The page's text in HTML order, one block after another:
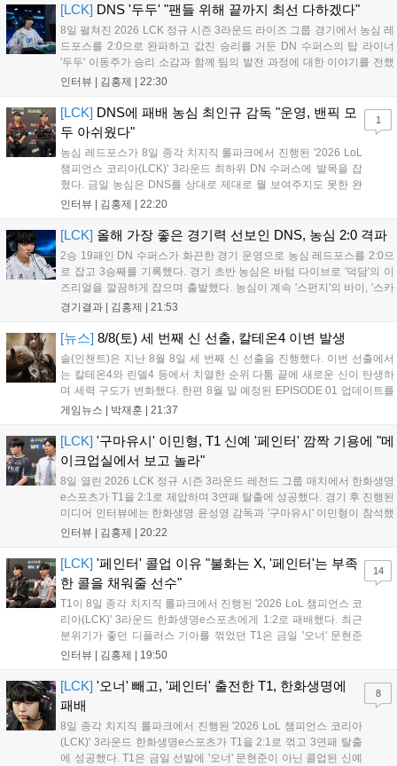
가능한 교환 코드 3종이 제공되며, 상세 일정은 공식 채널을 통해 확인할
수 있다....
[LCK] DNS '두두' "팬들 위해 끝까지 최선 다하겠다"
8일 펼쳐진 2026 LCK 정규 시즌 3라운드 라이즈 그룹 경기에서 농심 레
드포스를 2:0으로 완파하고 값진 승리를 거둔 DN 수퍼스의 탑 라이너
'두두' 이동주가 승리 소감과 함께 팀의 발전 과정에 대한 이야기를 전했
다. 먼저 오랜만의 2:0 완승에 대해 '두두'는 "진짜 오랜만에 거둔 2:0 승
인터뷰 | 김홍제 22:30
[LCK] DNS에 패배 농심 최인규 감독 "운영, 밴픽 모
두 아쉬웠다"
농심 레드포스가 8일 종각 치지직 롤파크에서 진행된 '2026 LoL
챔피언스 코리아(LCK)' 3라운드 최하위 DN 수퍼스에 발목을 잡
혔다. 금일 농심은 DNS를 상대로 제대로 뭘 보여주지도 못한 완
패를 당하고 말았다. 이하 농심 레드포스 최인규 감독과 '리헨즈'
인규 감독 : 모든 경...
인터뷰 | 김홍제 22:20
1
[LCK] 올해 가장 좋은 경기력 선보인 DNS, 농심 2:0 격파
2승 19패인 DN 수퍼스가 화끈한 경기 운영으로 농심 레드포스를 2:0으
로 잡고 3승째를 기록했다. 경기 초반 농심은 바텀 다이브로 '덕담'의 이
즈리얼을 깔끔하게 잡으며 출발했다. 농심이 계속 '스펀지'의 바이, '스카
웃'의 신드라가 맹활약하며 초반부터 잡은 주도권을 계속 잘 굴렸다.
었...
경기결과 | 김홍제 21:53
[뉴스] 8/8(토) 세 번째 신 선출, 칼테온4 이변 발생
솔(인챈트)은 지난 8월 8일 세 번째 신 선출을 진행했다. 이번 선출에서
는 칼테온4와 린델4 등에서 치열한 순위 다툼 끝에 새로운 신이 탄생하
며 세력 구도가 변화했다. 한편 8월 말 예정된 EPISODE 01 업데이트를
통해 월드 콘텐츠가 추가될 예정이며, 이를 통해 추후 주신 및 절대신에
더욱 가속화될 전망이다....
게임뉴스 | 박재훈 21:37
[LCK] '구마유시' 이민형, T1 신예 '페인터' 깜짝 기용에 "메
이크업실에서 보고 놀라"
8일 열린 2026 LCK 정규 시즌 3라운드 레전드 그룹 매치에서 한화생명
e스포츠가 T1을 2:1로 제압하며 3연패 탈출에 성공했다. 경기 후 진행된
미디어 인터뷰에는 한화생명 윤성영 감독과 '구마유시' 이민형이 참석했
다. 먼저 승리 소감에 대해 윤성영 감독은 "오랜만에 승리해 기분이 좋고,
인터뷰 | 김홍제 20:22
[LCK] '페인터' 콜업 이유 "불화는 X, '페인터'는 부족
한 콜을 채워줄 선수"
T1이 8일 종각 치지직 롤파크에서 진행된 '2026 LoL 챔피언스 코
리아(LCK)' 3라운드 한화생명e스포츠에게 1:2로 패배했다. 최근
분위기가 좋던 디플러스 기아를 꺾었던 T1은 금일 '오너' 문현준
을 빼고 신예 '페인터' 김은후를 투입시키는 강수를 뒀으나 결국
즈' 김수환의 인터뷰 내...
인터뷰 | 김홍제 19:50
14
[LCK] '오너' 빼고, '페인터' 출전한 T1, 한화생명에
패배
8일 종각 치지직 롤파크에서 진행된 '2026 LoL 챔피언스 코리아
(LCK)' 3라운드 한화생명e스포츠가 T1을 2:1로 꺾고 3연패 탈출
에 성공했다. T1은 금일 선발에 '오너' 문현준이 아닌 콜업된 신예
8